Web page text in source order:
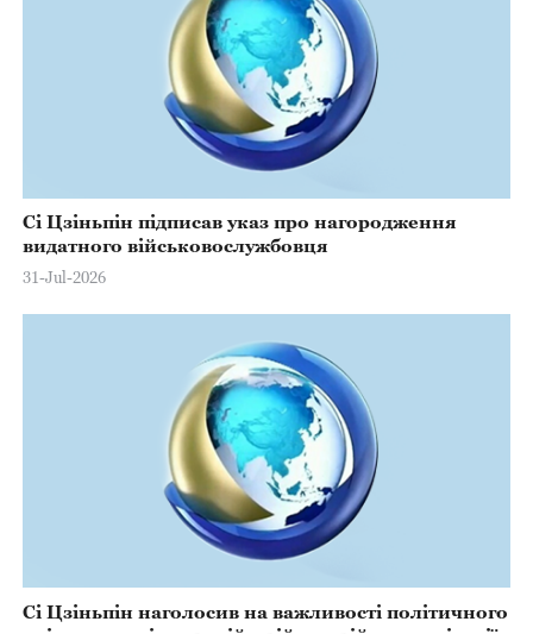
Сі Цзіньпін підписав указ про нагородження
видатного військовослужбовця
31-Jul-2026
Сі Цзіньпін наголосив на важливості політичного